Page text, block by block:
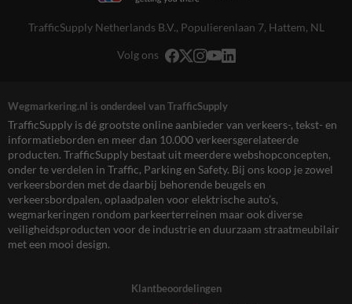
TrafficSupply Netherlands B.V., Populierenlaan 7, Hattem, NL
Volg ons
Wegmarkering.nl is onderdeel van TrafficSupply
TrafficSupply is dé grootste online aanbieder van verkeers-, tekst- en
informatieborden en meer dan 10.000 verkeersgerelateerde
producten. TrafficSupply bestaat uit meerdere webshopconcepten,
onder te verdelen in Traffic, Parking en Safety. Bij ons koop je zowel
verkeersborden met de daarbij behorende beugels en
verkeersbordpalen, oplaadpalen voor elektrische auto’s,
wegmarkeringen rondom parkeerterreinen maar ook diverse
veiligheidsproducten voor de industrie en duurzaam straatmeubilair
met een mooi design.
Klantbeoordelingen